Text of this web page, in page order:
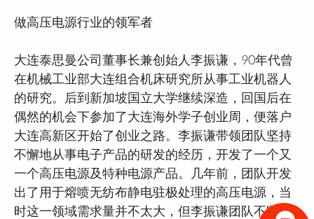
做高压电源行业的领军者
大连泰思曼公司董事长兼创始人李振谦，90年代曾
在机械工业部大连组合机床研究所从事工业机器人
的研究。后到新加坡国立大学继续深造，回国后在
偶然的机会下参加了大连海外学子创业周，便落户
大连高新区开始了创业之路。李振谦带领团队坚持
不懈地从事电子产品的研发的经历，开发了一个又
一个高压电源及特种电源产品。几年前，团队开发
出了用于熔喷无纺布静电驻极处理的高压电源，当
时这一领域需求量并不太大，但李振谦团队不断深